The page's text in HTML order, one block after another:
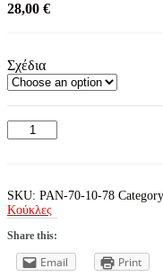
28,00 €
Σχέδια
Καφέ-
ραφ
SKU: PAN-70-10-78
Κούκλες
Share this:
Email
Print